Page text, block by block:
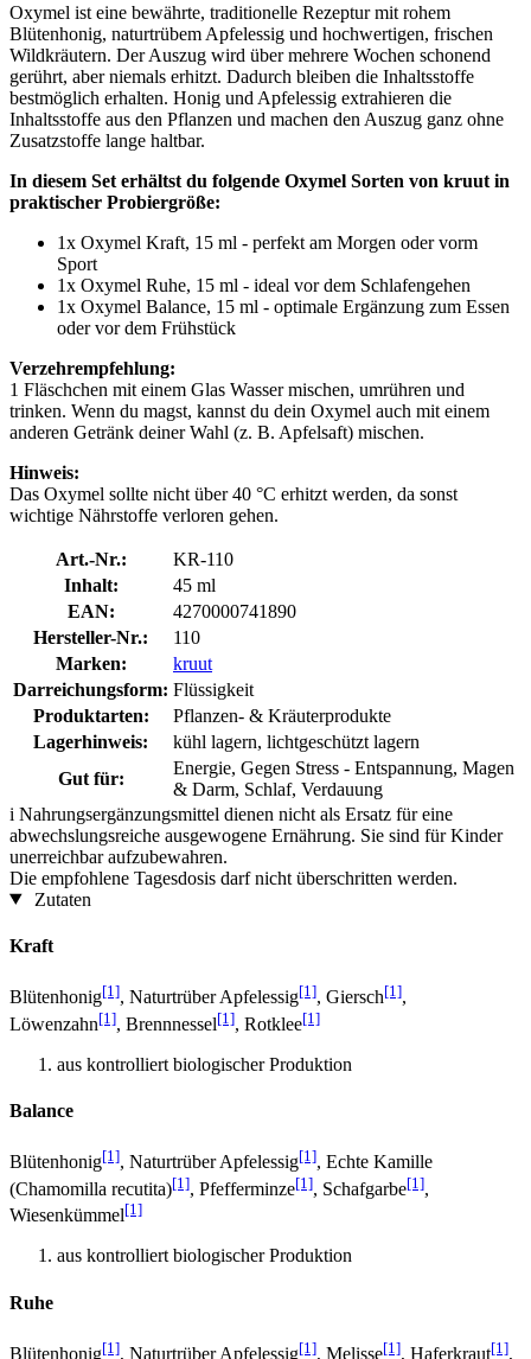
Oxymel ist eine bewährte, traditionelle Rezeptur mit rohem
Blütenhonig, naturtrübem Apfelessig und hochwertigen, frischen
Wildkräutern. Der Auszug wird über mehrere Wochen schonend
gerührt, aber niemals erhitzt. Dadurch bleiben die Inhaltsstoffe
bestmöglich erhalten. Honig und Apfelessig extrahieren die
Inhaltsstoffe aus den Pflanzen und machen den Auszug ganz ohne
Zusatzstoffe lange haltbar.
In diesem Set erhältst du folgende Oxymel Sorten von kruut in
praktischer Probiergröße:
1x Oxymel Kraft, 15 ml - perfekt am Morgen oder vorm
Sport
1x Oxymel Ruhe, 15 ml - ideal vor dem Schlafengehen
1x Oxymel Balance, 15 ml - optimale Ergänzung zum Essen
oder vor dem Frühstück
Verzehrempfehlung:
1 Fläschchen mit einem Glas Wasser mischen, umrühren und
trinken. Wenn du magst, kannst du dein Oxymel auch mit einem
anderen Getränk deiner Wahl (z. B. Apfelsaft) mischen.
Hinweis:
Das Oxymel sollte nicht über 40 °C erhitzt werden, da sonst
wichtige Nährstoffe verloren gehen.
Art.-Nr.:
KR-110
Inhalt:
45 ml
EAN:
4270000741890
Hersteller-Nr.:
110
Marken:
kruut
Darreichungsform: Flüssigkeit
Produktarten:
Pflanzen- & Kräuterprodukte
Lagerhinweis:
kühl lagern, lichtgeschützt lagern
Gut für:
Energie, Gegen Stress - Entspannung, Magen
& Darm, Schlaf, Verdauung
i Nahrungsergänzungsmittel dienen nicht als Ersatz für eine
abwechslungsreiche ausgewogene Ernährung. Sie sind für Kinder
unerreichbar aufzubewahren.
Die empfohlene Tagesdosis darf nicht überschritten werden.
Zutaten
Kraft
Blütenhonig[1], Naturtrüber Apfelessig[1], Giersch[1],
Löwenzahn[1], Brennnessel[1], Rotklee[1]
aus kontrolliert biologischer Produktion
Balance
Blütenhonig[1], Naturtrüber Apfelessig[1], Echte Kamille
(Chamomilla recutita)[1], Pfefferminze[1], Schafgarbe[1],
Wiesenkümmel[1]
aus kontrolliert biologischer Produktion
Ruhe
Blütenhonig[1], Naturtrüber Apfelessig[1], Melisse[1], Haferkraut[1],